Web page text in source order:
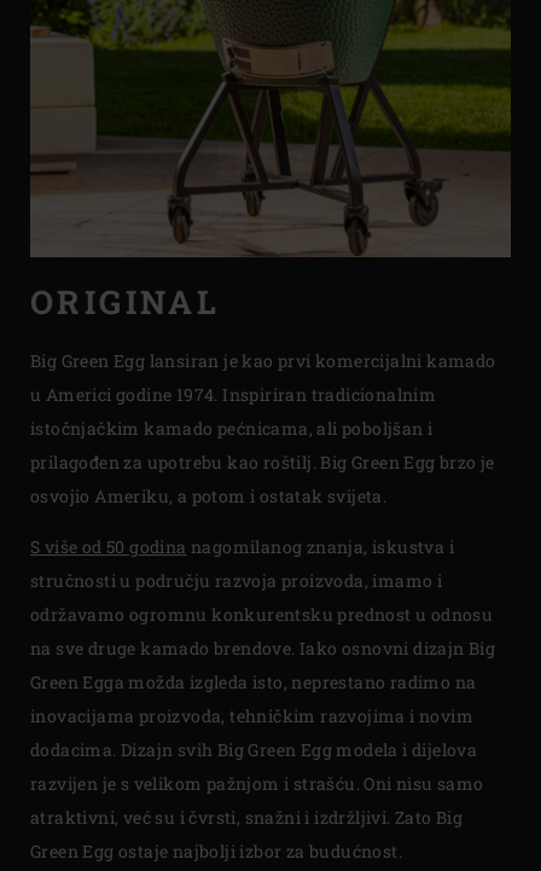
ORIGINAL
Big Green Egg lansiran je kao prvi komercijalni kamado
u Americi godine 1974. Inspiriran tradicionalnim
istočnjačkim kamado pećnicama, ali poboljšan i
prilagođen za upotrebu kao roštilj. Big Green Egg brzo je
osvojio Ameriku, a potom i ostatak svijeta.
S više od 50 godina nagomilanog znanja, iskustva i
stručnosti u području razvoja proizvoda, imamo i
održavamo ogromnu konkurentsku prednost u odnosu
na sve druge kamado brendove. Iako osnovni dizajn Big
Green Egga možda izgleda isto, neprestano radimo na
inovacijama proizvoda, tehničkim razvojima i novim
dodacima. Dizajn svih Big Green Egg modela i dijelova
razvijen je s velikom pažnjom i strašću. Oni nisu samo
atraktivni, već su i čvrsti, snažni i izdržljivi. Zato Big
Green Egg ostaje najbolji izbor za budućnost.